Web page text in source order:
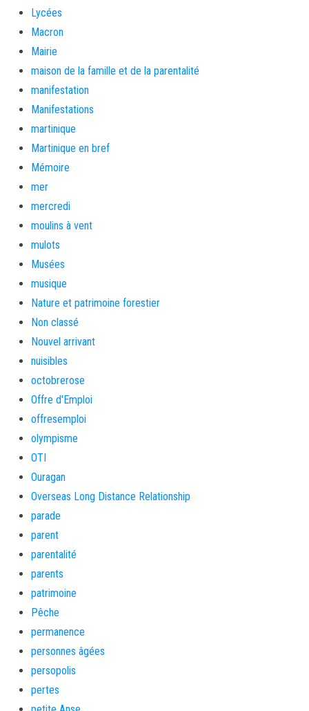
Lycées
Macron
Mairie
maison de la famille et de la parentalité
manifestation
Manifestations
martinique
Martinique en bref
Mémoire
mer
mercredi
moulins à vent
mulots
Musées
musique
Nature et patrimoine forestier
Non classé
Nouvel arrivant
nuisibles
octobrerose
Offre d'Emploi
offresemploi
olympisme
OTI
Ouragan
Overseas Long Distance Relationship
parade
parent
parentalité
parents
patrimoine
Pêche
permanence
personnes âgées
persopolis
pertes